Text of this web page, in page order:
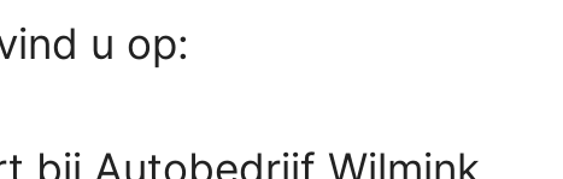
u op:
bij Autobedrijf Wilmink